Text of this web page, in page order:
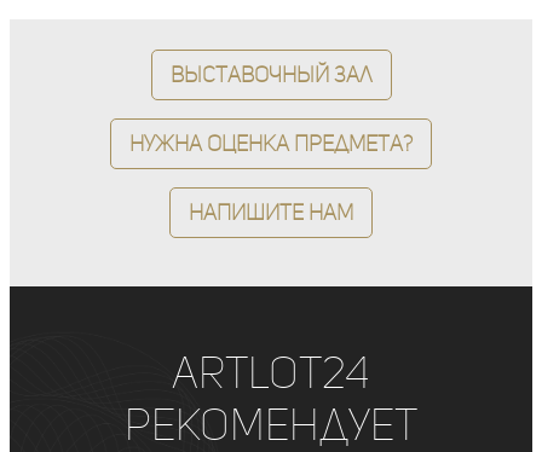
Выставочный зал
Нужна оценка предмета?
Напишите нам
ArtLot24
рекомендует